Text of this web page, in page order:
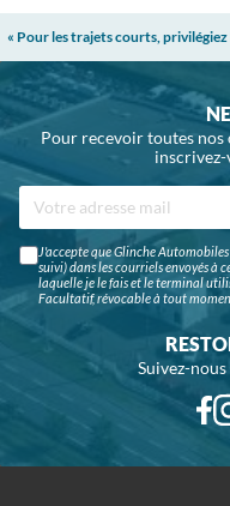
« Pour les trajets courts,
Pour recevoir toutes
inscrivez-
J'accepte que Glinche
suivi) dans les courriels envoyés à
laquelle je le fais et le terminal
Facultatif, révocable à tout
Suivez-